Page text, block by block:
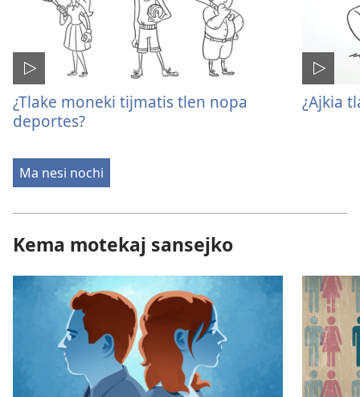
¿Tlake moneki tijmatis tlen nopa
deportes?
¿Ajkia
Ma nesi nochi
Kema motekaj sansejko